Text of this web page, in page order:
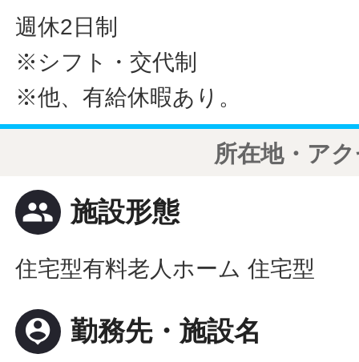
週休2日制
※シフト・交代制
※他、有給休暇あり。
所在地・ア
people 施設形態
住宅型有料老人ホーム 住宅型
person_pin 勤務先・施設名